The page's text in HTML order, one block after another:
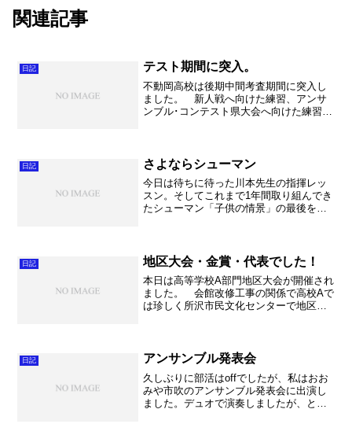
関連記事
日記 テスト期間に突入。
不動岡高校は後期中間考査期間に突入し
ました。 新人戦へ向けた練習、アンサ
ンブル･コンテスト県大会へ向けた練習も
タしながら２週に１回の...
日記 さよならシューマン
今日は待ちに待った川本先生の指揮レッ
スン。そしてこれまで1年間取り組んでき
たシューマン「子供の情景」の最後を見
うご指導が一番心に響き...
日記 地区大会・金賞・代表でした！
本日は高等学校A部門地区大会が開催され
ました。 会館改修工事の関係で高校Aで
は珍しく所沢市民文化センターで地区大
き続き5番！という早...
日記 アンサンブル発表会
久しぶりに部活はoffでしたが、私はおお
みや市吹のアンサンブル発表会に出演し
ました。デュオで演奏しましたが、とっ